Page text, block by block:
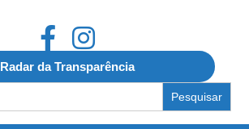
Radar da Transparência